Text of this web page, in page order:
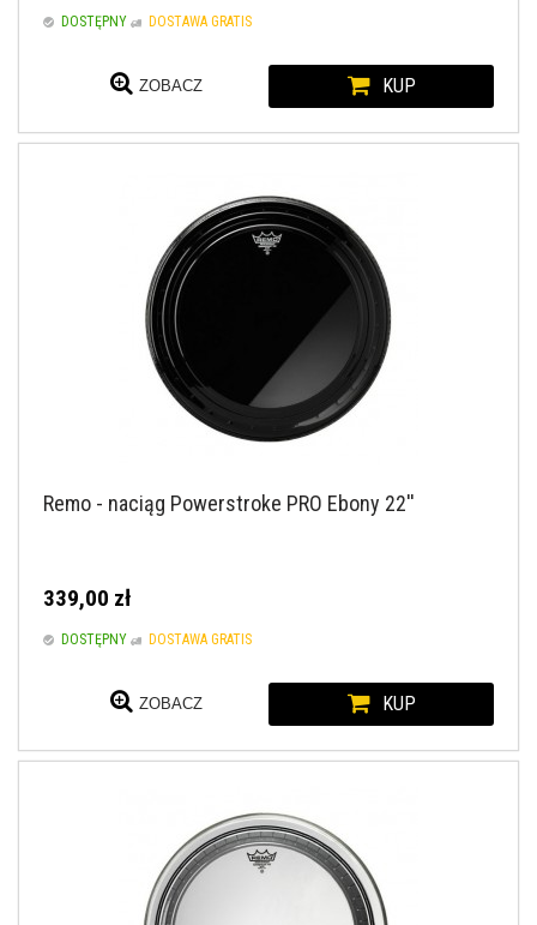
DOSTĘPNY DOSTAWA GRATIS
ZOBACZ KUP
Remo - naciąg Powerstroke PRO Ebony 22''
339,00 zł
DOSTĘPNY DOSTAWA GRATIS
ZOBACZ KUP